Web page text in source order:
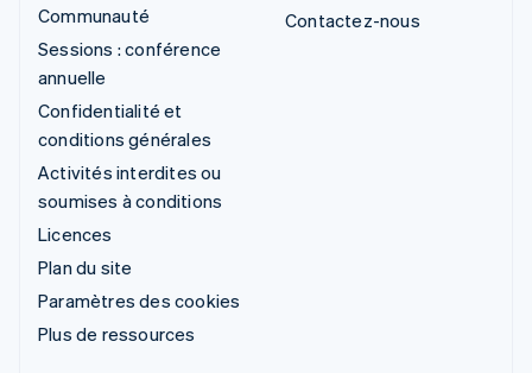
Communauté
Sessions : conférence
annuelle
Confidentialité et
conditions générales
Activités interdites ou
soumises à conditions
Licences
Plan du site
Paramètres des cookies
Plus de ressources
Contactez-nous